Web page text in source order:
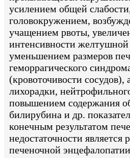
усилением общей
головокружением,
учащением рвоты,
интенсивности
уменьшением размеров
геморрагического
(кровоточивости сосудов),
лихорадки,
повышением содержания
билирубина и др.
конечным результатом
недостаточности является
печеночной